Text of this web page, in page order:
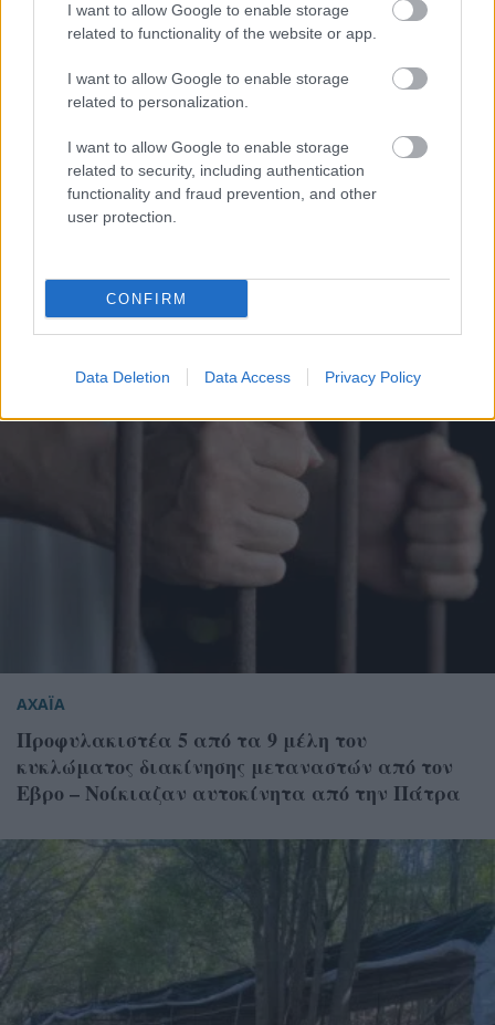
I want to allow Google to enable storage
related to functionality of the website or app.
I want to allow Google to enable storage
related to personalization.
I want to allow Google to enable storage
related to security, including authentication
functionality and fraud prevention, and other
user protection.
CONFIRM
Data Deletion Data Access Privacy Policy
ΑΧΑΪΑ
Προφυλακιστέα 5 από τα 9 μέλη του
κυκλώματος διακίνησης μεταναστών από τον
Εβρο – Νοίκιαζαν αυτοκίνητα από την Πάτρα